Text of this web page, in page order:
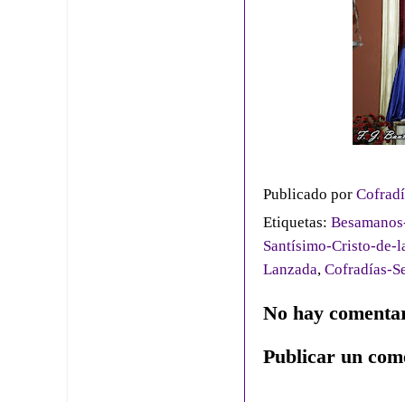
Publicado por
Etiquetas:
Santísimo-Cristo-de-
Lanzada, Cofradías-
No hay
Publicar un